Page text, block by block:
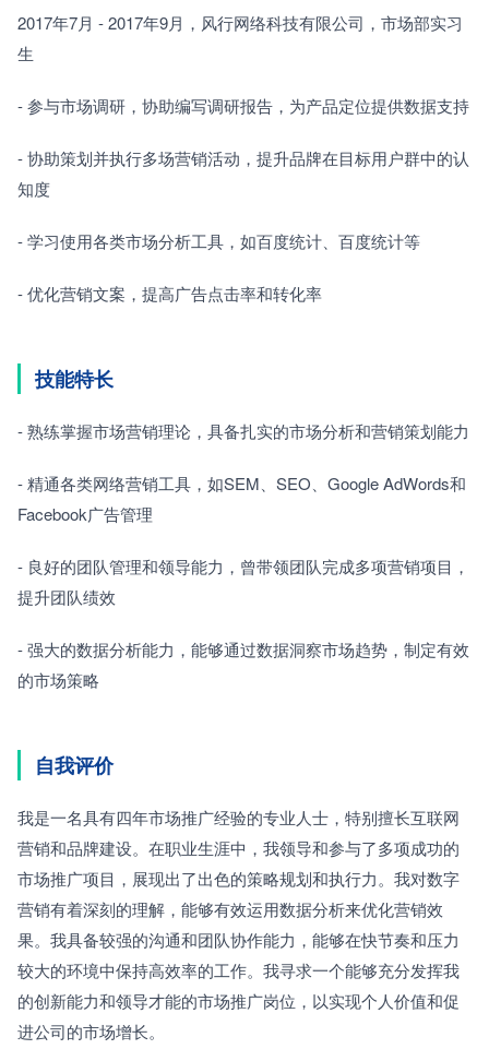
2017年7月 - 2017年9月，风行网络科技有限公司，市场部实习
生
- 参与市场调研，协助编写调研报告，为产品定位提供数据支持
- 协助策划并执行多场营销活动，提升品牌在目标用户群中的认
知度
- 学习使用各类市场分析工具，如百度统计、百度统计等
- 优化营销文案，提高广告点击率和转化率
技能特长
- 熟练掌握市场营销理论，具备扎实的市场分析和营销策划能力
- 精通各类网络营销工具，如SEM、SEO、Google AdWords和
Facebook广告管理
- 良好的团队管理和领导能力，曾带领团队完成多项营销项目，
提升团队绩效
- 强大的数据分析能力，能够通过数据洞察市场趋势，制定有效
的市场策略
自我评价
我是一名具有四年市场推广经验的专业人士，特别擅长互联网
营销和品牌建设。在职业生涯中，我领导和参与了多项成功的
市场推广项目，展现出了出色的策略规划和执行力。我对数字
营销有着深刻的理解，能够有效运用数据分析来优化营销效
果。我具备较强的沟通和团队协作能力，能够在快节奏和压力
较大的环境中保持高效率的工作。我寻求一个能够充分发挥我
的创新能力和领导才能的市场推广岗位，以实现个人价值和促
进公司的市场增长。